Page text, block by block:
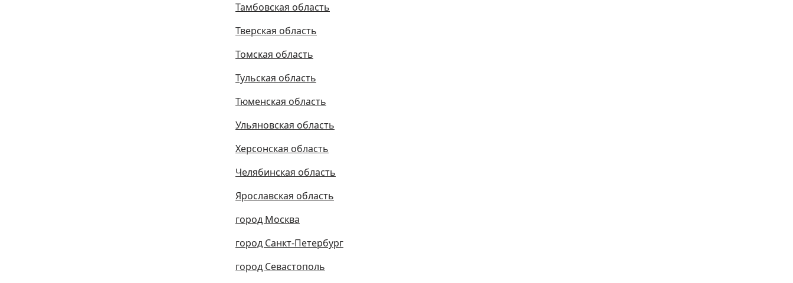
Тамбовская область
Тверская область
Томская область
Тульская область
Тюменская область
Ульяновская область
Херсонская область
Челябинская область
Ярославская область
город Москва
город Санкт-Петербург
город Севастополь